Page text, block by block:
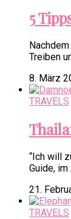
5
Treiben
8. März
TRAVELS
“Ich will
Guide,
21.
TRAVELS